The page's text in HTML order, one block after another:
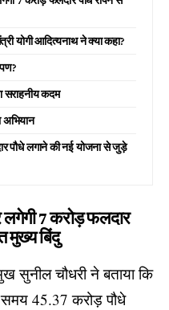
योगी आदित्यनाथ ने क्या कहा?
सराहनीय कदम
अभियान
पौधे लगाने की नई योजना से जुड़े
7 करोड़ फलदार
मुख्य बिंदु
सुनील चौधरी ने बताया कि
समय 45.37 करोड़ पौधे